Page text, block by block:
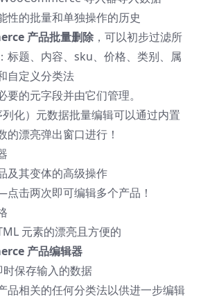
性的批量和单独操作的历史
产品批量删除 ，可以初步过滤所
标题、内容、sku、价格、类别、属
自定义分类法
要的元字段并由它们管理。
列化）元数据批量编辑可以通过内置
的漂亮弹出窗口进行！
及其变体的高级操作
击两次即可编辑多个产品！
元素的漂亮且方便的
产品编辑器
时保存输入的数据
品相关的任何分类法以供进一步编辑